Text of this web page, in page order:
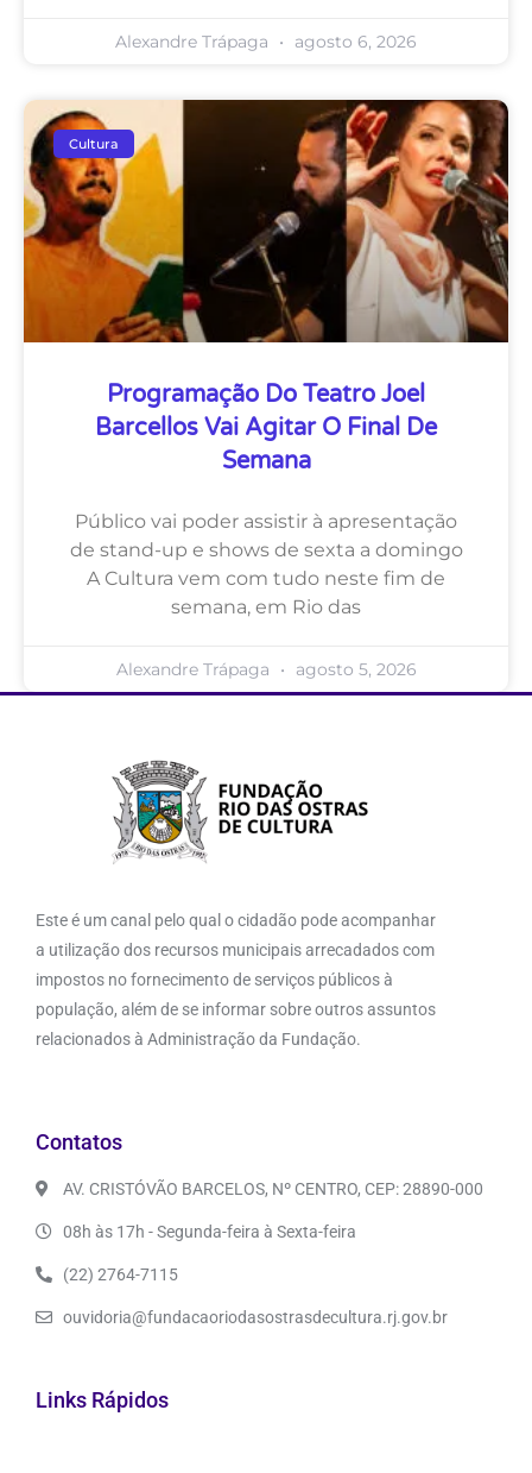
Alexandre Trápaga agosto 6, 2026
Cultura
Programação Do Teatro Joel
Barcellos Vai Agitar O Final De
Semana
Público vai poder assistir à apresentação
de stand-up e shows de sexta a domingo
A Cultura vem com tudo neste fim de
semana, em Rio das
Alexandre Trápaga agosto 5, 2026
Este é um canal pelo qual o cidadão pode acompanhar
a utilização dos recursos municipais arrecadados com
impostos no fornecimento de serviços públicos à
população, além de se informar sobre outros assuntos
relacionados à Administração da Fundação.
Contatos
AV. CRISTÓVÃO BARCELOS, Nº CENTRO, CEP: 28890-000
08h às 17h - Segunda-feira à Sexta-feira
(22) 2764-7115
ouvidoria@fundacaoriodasostrasdecultura.rj.gov.br
Links Rápidos